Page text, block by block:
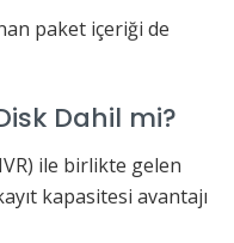
paket içeriği de
Dahil mi?
ile birlikte gelen
kapasitesi avantajı